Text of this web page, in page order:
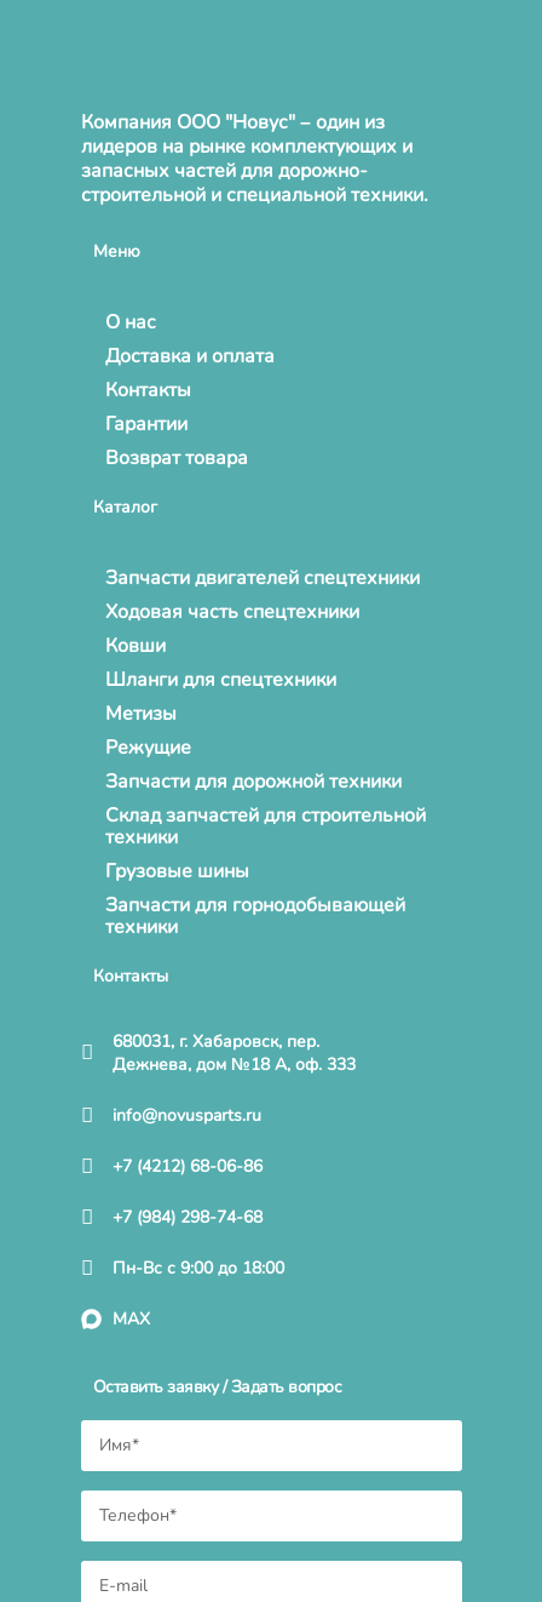
Компания ООО "Новус" – один из
лидеров на рынке комплектующих и
запасных частей для дорожно-
строительной и специальной техники.
Меню
О нас
Доставка и оплата
Контакты
Гарантии
Возврат товара
Каталог
Запчасти двигателей спецтехники
Ходовая часть спецтехники
Ковши
Шланги для спецтехники
Метизы
Режущие
Запчасти для дорожной техники
Склад запчастей для строительной
техники
Грузовые шины
Запчасти для горнодобывающей
техники
Контакты
680031, г. Хабаровск, пер.
Дежнева, дом №18 А, оф. 333
info@novusparts.ru
+7 (4212) 68-06-86
+7 (984) 298-74-68
Пн-Вс с 9:00 до 18:00
MAX
Оставить заявку / Задать вопрос